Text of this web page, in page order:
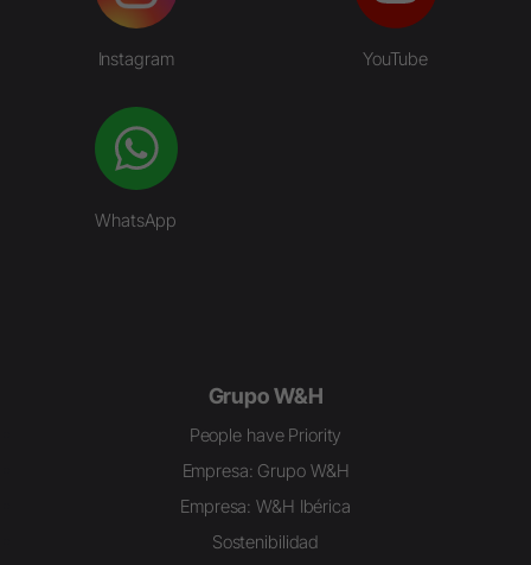
Instagram YouTube
WhatsApp
Grupo W&H
People have Priority
Empresa: Grupo W&H
Empresa: W&H Ibérica
Sostenibilidad